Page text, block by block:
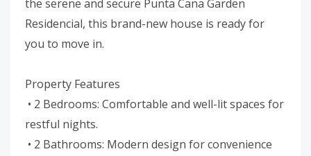
the serene and secure Punta Cana Garden
Residencial, this brand-new house is ready for
you to move in.
Property Features
• 2 Bedrooms: Comfortable and well-lit spaces for
restful nights.
• 2 Bathrooms: Modern design for convenience